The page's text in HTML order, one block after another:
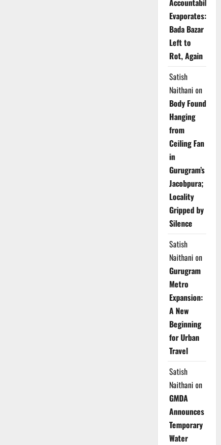
Accountability
Evaporates:
Bada Bazar
Left to
Rot, Again
Satish
Naithani on
Body Found
Hanging
from
Ceiling Fan
in
Gurugram’s
Jacobpura;
Locality
Gripped by
Silence
Satish
Naithani on
Gurugram
Metro
Expansion:
A New
Beginning
for Urban
Travel
Satish
Naithani on
GMDA
Announces
Temporary
Water